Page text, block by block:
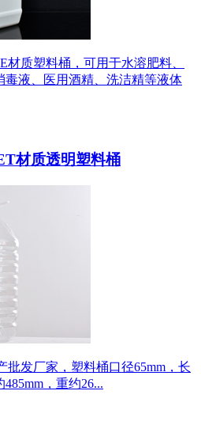
材质塑料桶，可用于水溶肥料、
液、医用酒精、洗洁精等液体
材质透明塑料桶
批发厂家，塑料桶口径65mm，长
，重约26...